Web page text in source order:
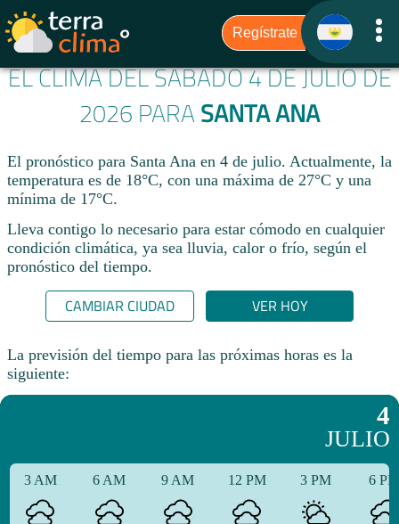
EL CLIMA DEL SÁBADO 4 DE JULIO DE
2026 PARA SANTA ANA
El pronóstico para Santa Ana en 4 de julio. Actualmente, la
temperatura es de 18°C, con una máxima de 27°C y una
mínima de 17°C.
Lleva contigo lo necesario para estar cómodo en cualquier
condición climática, ya sea lluvia, calor o frío, según el
pronóstico del tiempo.
CAMBIAR CIUDAD VER HOY
La previsión del tiempo para las próximas horas es la
siguiente:
4
JULIO
3 AM 6 AM 9 AM 12 PM 3 PM 6